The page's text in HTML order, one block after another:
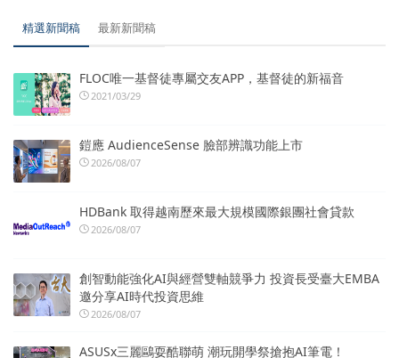
精選新聞稿 最新新聞稿
FLOC唯一基督徒專屬交友APP，基督徒的新福音
2021/03/29
鎧應 AudienceSense 臉部辨識功能上市
2026/08/07
HDBank 取得越南歷來最大規模國際銀團社會貸款
2026/08/07
創智動能強化AI與經營雙軸競爭力 投資長受臺大EMBA
邀分享AI時代投資思維
2026/08/07
ASUSx三麗鷗耍酷聯萌 潮玩開學祭搶抱AI筆電！